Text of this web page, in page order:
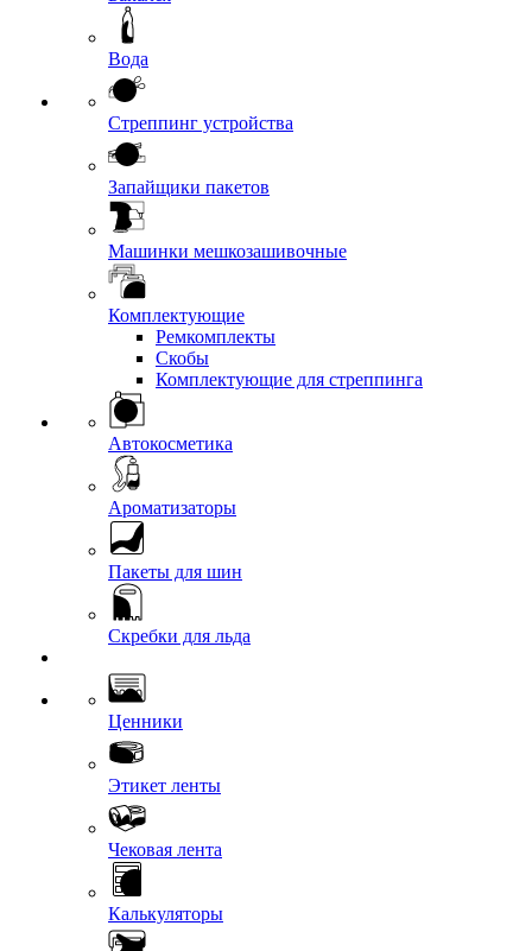
Вода
Стреппинг устройства
Запайщики пакетов
Машинки мешкозашивочные
Комплектующие
Ремкомплекты
Скобы
Комплектующие для стреппинга
Автокосметика
Ароматизаторы
Пакеты для шин
Скребки для льда
Ценники
Этикет ленты
Чековая лента
Калькуляторы